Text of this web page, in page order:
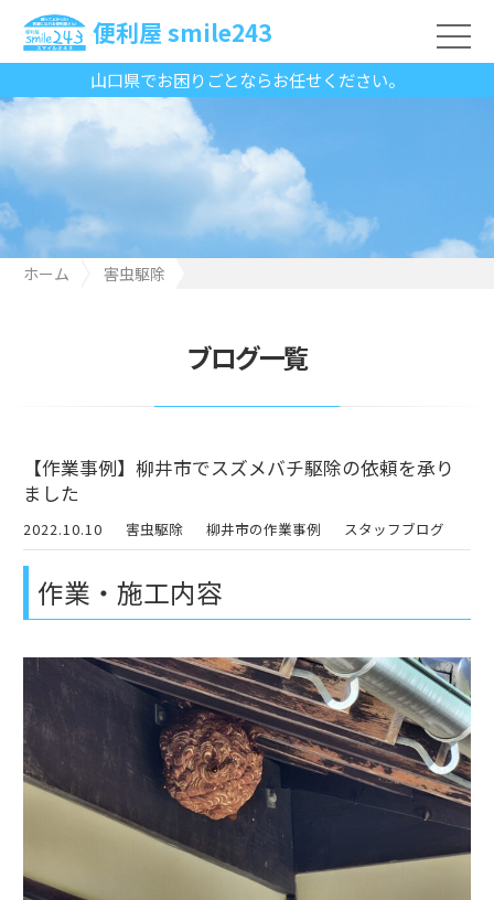
山口県でお困りごとならお任せください。
便利屋 smile243
ホーム
害虫駆除
ブログ一覧
【作業事例】柳井市でスズメバチ駆除の依頼を承り
ました
2022.10.10 害虫駆除 柳井市の作業事例 スタッフブログ
作業・施工内容